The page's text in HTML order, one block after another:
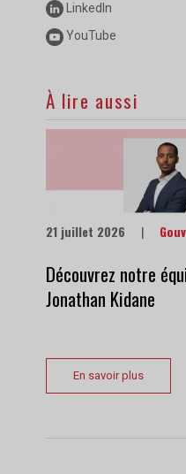
LinkedIn
YouTube
À lire aussi
21 juillet 2026 |
Découvrez notre
Jonathan Kidane
En savoir plus